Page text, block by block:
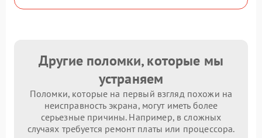
Другие поломки, которые мы
устраняем
Поломки, которые на первый взгляд похожи на
неисправность экрана, могут иметь более
серьезные причины. Например, в сложных
случаях требуется ремонт платы или процессора.